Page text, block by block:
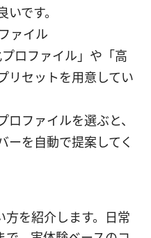
です。
ァイル
ロファイル」や「高
リセットを用意してい
ファイルを選ぶと、
ーを自動で提案してく
を紹介します。日常